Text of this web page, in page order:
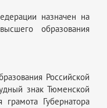
назначен на
образования
Российской
знак Тюменской
Губернатора